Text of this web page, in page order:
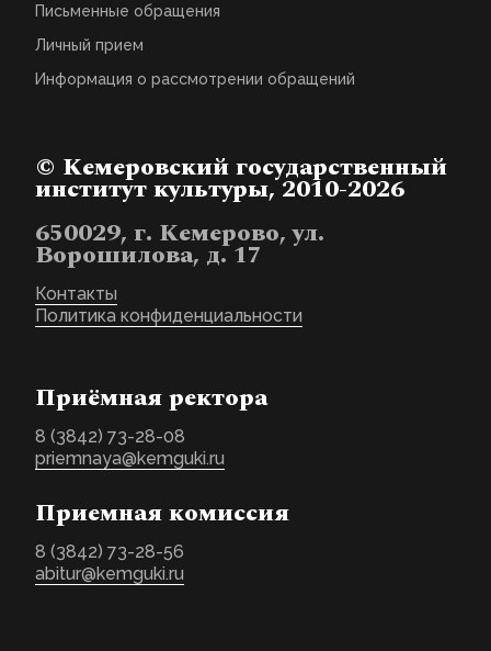
Письменные обращения
Личный прием
Информация о рассмотрении обращений
© Кемеровский государственный
институт культуры, 2010-2026
650029, г. Кемерово, ул.
Ворошилова, д. 17
Контакты
Политика конфиденциальности
Приёмная ректора
8 (3842) 73-28-08
priemnaya@kemguki.ru
Приемная комиссия
8 (3842) 73-28-56
abitur@kemguki.ru